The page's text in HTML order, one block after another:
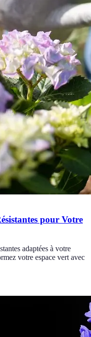
pour Votre
adaptées à votre
votre espace vert avec